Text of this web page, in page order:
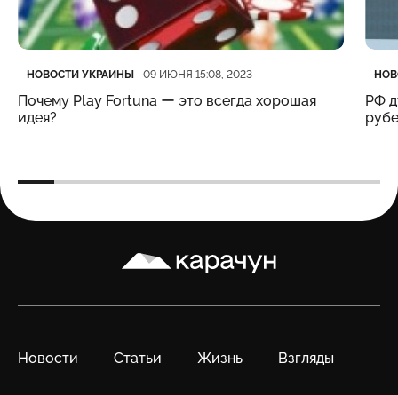
Категория
НОВОСТИ УКРАИНЫ
Дата публикации 09 ИЮНЯ 15:08, 2023
Почему Play Fortuna ー это всегда хорошая
идея?
РФ
Карачун
Новости Статьи Жизнь Взгляды